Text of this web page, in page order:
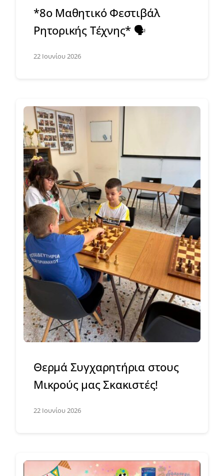
*8ο Μαθητικό Φεστιβάλ
Ρητορικής Τέχνης* 🗣️
22 Ιουνίου 2026
Θερμά Συγχαρητήρια στους
Μικρούς μας Σκακιστές!
22 Ιουνίου 2026